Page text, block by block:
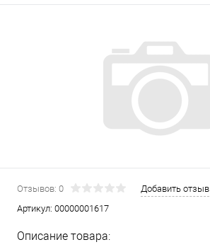
Отзывов: 0
Добавить отзыв
Артикул: 00000001617
Описание товара: